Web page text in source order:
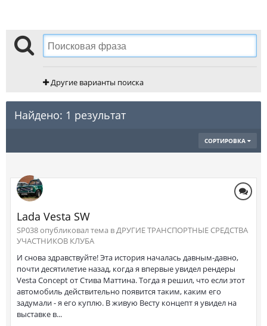
Другие варианты поиска
Найдено: 1 результат
СОРТИРОВКА
Lada Vesta SW
SP038 опубликовал тема вДРУГИЕ ТРАНСПОРТНЫЕ СРЕДСТВА
УЧАСТНИКОВ КЛУБА
И снова здравствуйте! Эта история началась давным-давно,
почти десятилетие назад, когда я впервые увидел рендеры
Vesta Concept от Стива Маттина. Тогда я решил, что если этот
автомобиль действительно появится таким, каким его
задумали - я его куплю. В живую Весту концепт я увидел на
выставке в...